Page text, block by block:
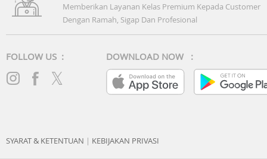
Memberikan Layanan Kelas Premium Kepada Customer
Dengan Ramah, Sigap Dan Profesional
FOLLOW US : DOWNLOAD NOW :
SYARAT & KETENTUAN | KEBIJAKAN PRIVASI